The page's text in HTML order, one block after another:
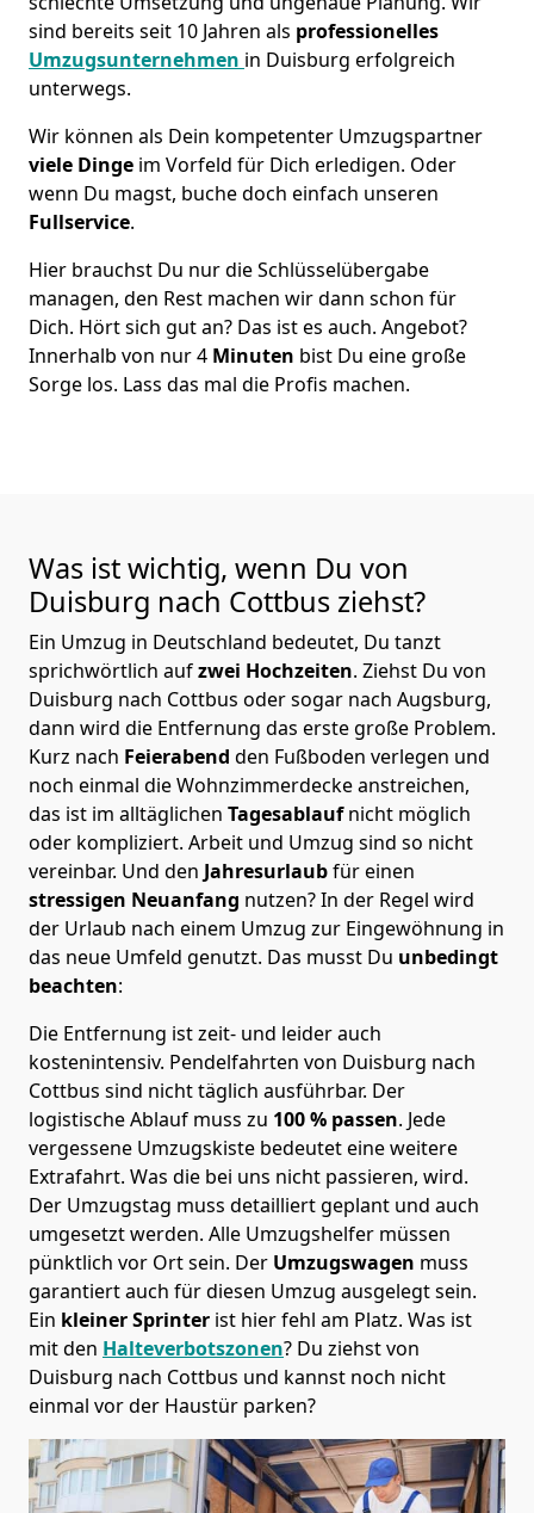
sind bereits seit 10 Jahren als professionelles
Umzugsunternehmen in Duisburg erfolgreich
unterwegs.
Wir können als Dein kompetenter Umzugspartner
viele Dinge im Vorfeld für Dich erledigen. Oder
wenn Du magst, buche doch einfach unseren
Fullservice.
Hier brauchst Du nur die Schlüsselübergabe
managen, den Rest machen wir dann schon für
Dich. Hört sich gut an? Das ist es auch. Angebot?
Innerhalb von nur 4 Minuten bist Du eine große
Sorge los. Lass das mal die Profis machen.
Was ist wichtig, wenn Du von
Duisburg nach Cottbus ziehst?
Ein Umzug in Deutschland bedeutet, Du tanzt
sprichwörtlich aufzwei Hochzeiten. Ziehst Du von
Duisburg nach Cottbus oder sogar nach Augsburg,
dann wird die Entfernung das erste große Problem.
Kurz nach Feierabend den Fußboden verlegen und
noch einmal die Wohnzimmerdecke anstreichen,
das ist im alltäglichen Tagesablaufnicht möglich
oder kompliziert. Arbeit und Umzug sind so nicht
vereinbar. Und den Jahresurlaubfür einen
stressigen Neuanfang nutzen? In der Regel wird
der Urlaub nach einem Umzug zur Eingewöhnung in
das neue Umfeld genutzt. Das musst Du unbedingt
beachten:
Die Entfernung ist zeit- und leider auch
kostenintensiv. Pendelfahrten von Duisburg nach
Cottbus sind nicht täglich ausführbar. Der
logistische Ablauf muss zu 100 % passen. Jede
vergessene Umzugskiste bedeutet eine weitere
Extrafahrt. Was die bei uns nicht passieren, wird.
Der Umzugstag muss detailliert geplant und auch
umgesetzt werden. Alle Umzugshelfer müssen
pünktlich vor Ort sein. Der Umzugswagen muss
garantiert auch für diesen Umzug ausgelegt sein.
Ein kleiner Sprinter ist hier fehl am Platz. Was ist
mit den Halteverbotszonen? Du ziehst von
Duisburg nach Cottbus und kannst noch nicht
einmal vor der Haustür parken?